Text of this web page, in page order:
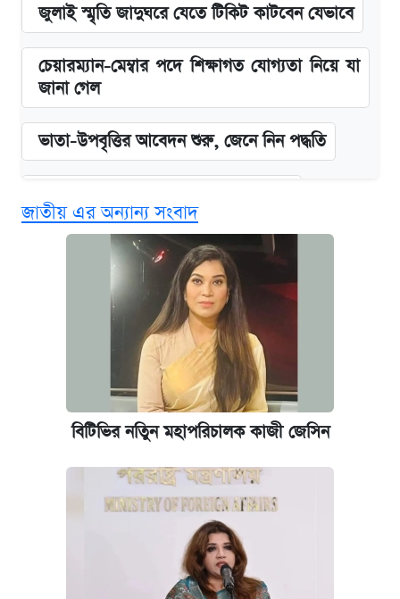
জুলাই স্মৃতি জাদুঘরে যেতে টিকিট কাটবেন যেভাবে
চেয়ারম্যান-মেম্বার পদে শিক্ষাগত যোগ্যতা নিয়ে যা
জানা গেল
ভাতা-উপবৃত্তির আবেদন শুরু, জেনে নিন পদ্ধতি
‘গুলশানের চামেলি’ তে যৌনকর্মীর দালাল অ্যাডলফ
আজ শুক্রবার রাজধানীর যেসব মার্কেট-দোকানপাট
কবে শুরু হচ্ছে ঢাবির ভর্তি আবেদন, জানাল কর্তৃপক্ষ
আজকের বাজারে স্বর্ণের দাম (৪ আগস্ট)
নবম জাতীয় পে-স্কেল নিয়ে সর্বশেষ যা জানা গেল
ইপিএস প্রকাশ করেছে ঢাকা ব্যাংক
জাতীয় এর অন্যান্য সংবাদ
বিটিভির নতিুন মহাপরিচালক কাজী জেসিন